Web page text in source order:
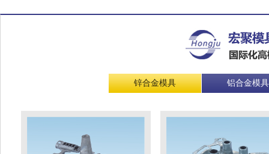
锌合金模具 铝合金模具